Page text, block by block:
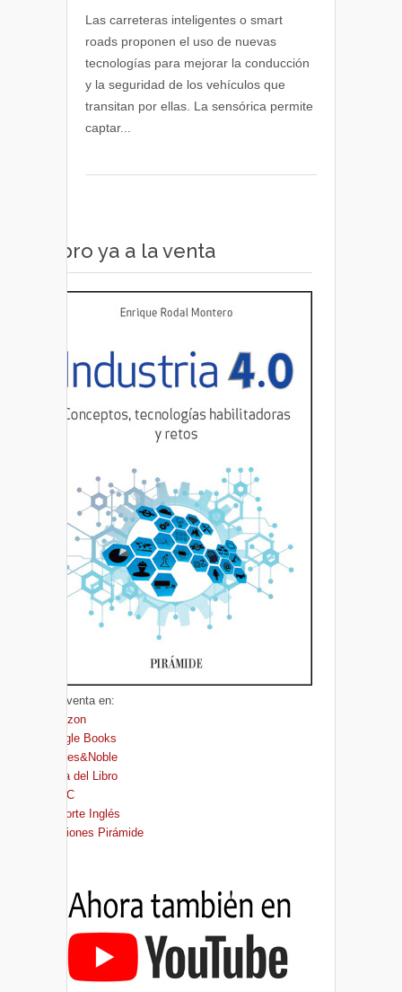
tecnologías
papel
en
las
Las carreteras inteligentes o smart
roads proponen el uso de nuevas
tecnologías para mejorar la conducción
y la seguridad de los vehículos que
transitan por ellas. La sensórica permite
captar...
Libro ya a la venta
A la venta en:
Amazon
Google Books
Barnes&Noble
Casa del Libro
FNAC
El Corte Inglés
Ediciones Pirámide